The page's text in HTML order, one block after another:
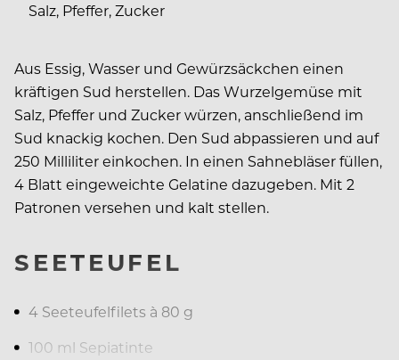
Salz, Pfeffer, Zucker
Aus Essig, Wasser und Gewürzsäckchen einen
kräftigen Sud herstellen. Das Wurzelgemüse mit
Salz, Pfeffer und Zucker würzen, anschließend im
Sud knackig kochen. Den Sud abpassieren und auf
250 Milliliter einkochen. In einen Sahnebläser füllen,
4 Blatt eingeweichte Gelatine dazugeben. Mit 2
Patronen versehen und kalt stellen.
SEETEUFEL
4 Seeteufelfilets à 80 g
100 ml Sepiatinte